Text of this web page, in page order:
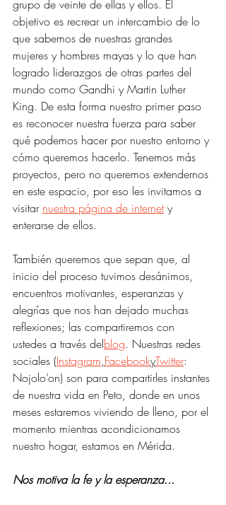
grupo de veinte de ellas y ellos. El
objetivo es recrear un intercambio de lo
que sabemos de nuestras grandes
mujeres y hombres mayas y lo que han
logrado liderazgos de otras partes del
mundo como Gandhi y Martin Luther
King. De esta forma nuestro primer paso
es reconocer nuestra fuerza para saber
qué podemos hacer por nuestro entorno y
cómo queremos hacerlo. Tenemos más
proyectos, pero no queremos extendernos
en este espacio, por eso les invitamos a
visitar nuestra página de internet y
enterarse de ellos.
También queremos que sepan que, al
inicio del proceso tuvimos desánimos,
encuentros motivantes, esperanzas y
alegrías que nos han dejado muchas
reflexiones; las compartiremos con
ustedes a través delblog. Nuestras redes
sociales (Instagram,FacebookyTwitter:
Nojolo’on) son para compartirles instantes
de nuestra vida en Peto, donde en unos
meses estaremos viviendo de lleno, por el
momento mientras acondicionamos
nuestro hogar, estamos en Mérida.
Nos motiva la fe y la esperanza...